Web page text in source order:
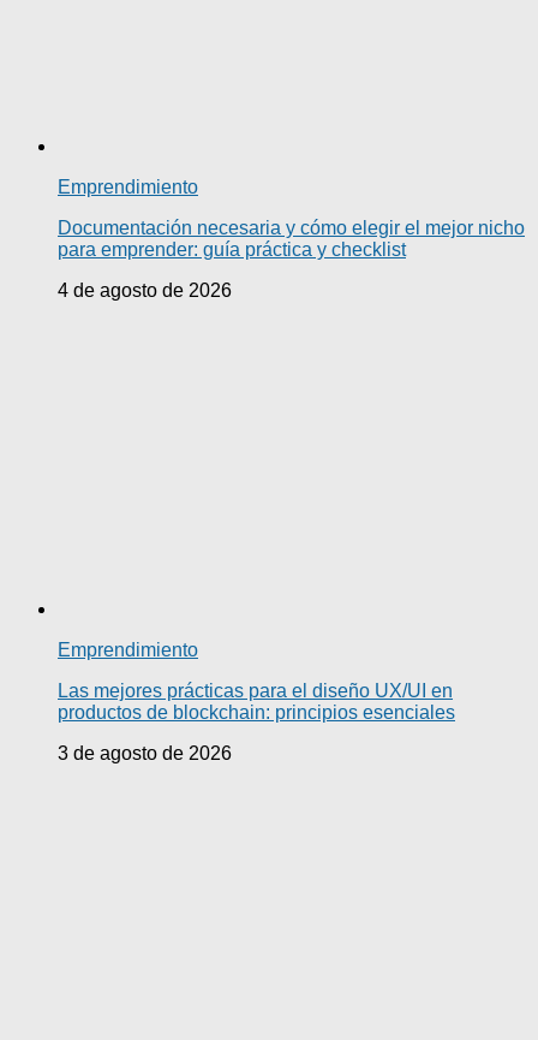
Emprendimiento
Documentación necesaria y cómo elegir el mejor nicho
para emprender: guía práctica y checklist
4 de agosto de 2026
Emprendimiento
Las mejores prácticas para el diseño UX/UI en
productos de blockchain: principios esenciales
3 de agosto de 2026